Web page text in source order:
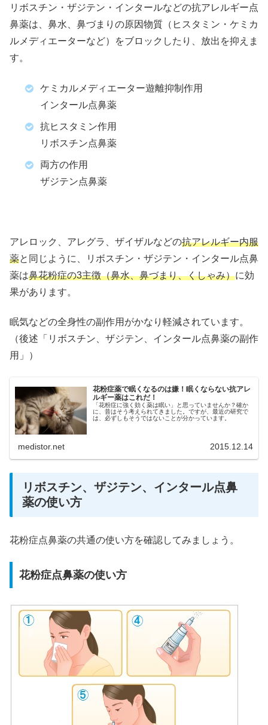
リボスチン・ザジテン・インタールなどの抗アレルギー点
鼻薬は、鼻水、鼻づまりの原因物質（ヒスタミン・ケミカ
ルメディエーターなど）をブロックしたり、放出を抑えま
す。
ケミカルメディエーター遊離抑制作用
インタール点鼻薬
抗ヒスタミン作用
リボスチン点鼻薬
両方の作用
ザジテン点鼻薬
アレロック、アレグラ、ザイザルなどの抗アレルギー内服
薬と同じように、リボスチン・ザジテン・インタール点鼻
薬は鼻花粉症の3主徴（鼻水、鼻づまり、くしゃみ）に効
果があります。
眠気などの全身性の副作用がかなり軽減されています。
（後述「リボスチン、ザジテン、インタール点鼻薬の副作
用」）
花粉症薬で眠くなるのは嫌！眠くならない抗アレ
ルギー薬はこれだ！
「花粉症に強く効く薬は眠い」と思っていませんか？確か
に、昔はそう考えられてきました。ですが、最近の研究で
は、必ずしもそうではないことが分かっています。
medistor.net 2015.12.14
リボスチン、ザジテン、インタール点鼻
薬の使い方
花粉症点鼻薬の共通の使い方を確認してみましょう。
花粉症点鼻薬の使い方